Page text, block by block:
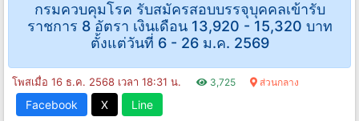
กรมควบคุมโรค รับสมัครสอบบรรจุบุคคลเข้ารับ
ราชการ 8 อัตรา เงินเดือน 13,920 - 15,320 บาท
ตั้งแต่วันที่ 6 - 26 ม.ค. 2569
โพสเมื่อ 16 ธ.ค. 2568 เวลา 18:31 น. 3,725 ส่วนกลาง
Facebook X Line